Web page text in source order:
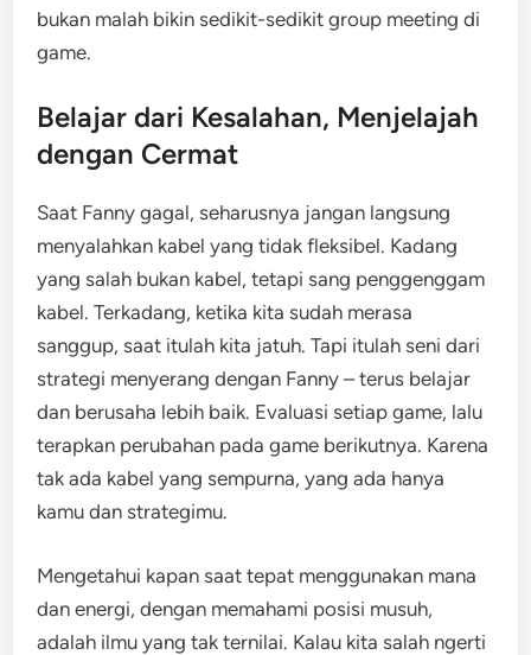
bukan malah bikin sedikit-sedikit group meeting di
game.
Belajar dari Kesalahan, Menjelajah
dengan Cermat
Saat Fanny gagal, seharusnya jangan langsung
menyalahkan kabel yang tidak fleksibel. Kadang
yang salah bukan kabel, tetapi sang penggenggam
kabel. Terkadang, ketika kita sudah merasa
sanggup, saat itulah kita jatuh. Tapi itulah seni dari
strategi menyerang dengan Fanny – terus belajar
dan berusaha lebih baik. Evaluasi setiap game, lalu
terapkan perubahan pada game berikutnya. Karena
tak ada kabel yang sempurna, yang ada hanya
kamu dan strategimu.
Mengetahui kapan saat tepat menggunakan mana
dan energi, dengan memahami posisi musuh,
adalah ilmu yang tak ternilai. Kalau kita salah ngerti